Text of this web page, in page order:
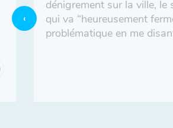
dénigrement sur la ville, le
qui va “heureusement
problématique en me